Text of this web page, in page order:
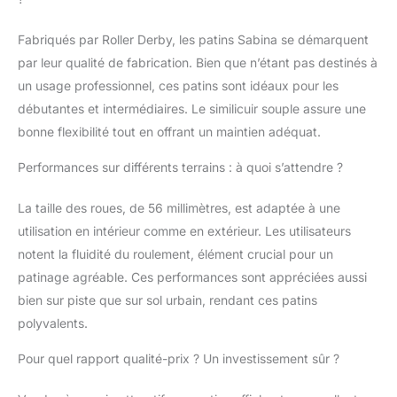
Fabriqués par Roller Derby, les patins Sabina se démarquent
par leur qualité de fabrication. Bien que n’étant pas destinés à
un usage professionnel, ces patins sont idéaux pour les
débutantes et intermédiaires. Le similicuir souple assure une
bonne flexibilité tout en offrant un maintien adéquat.
Performances sur différents terrains : à quoi s’attendre ?
La taille des roues, de 56 millimètres, est adaptée à une
utilisation en intérieur comme en extérieur. Les utilisateurs
notent la fluidité du roulement, élément crucial pour un
patinage agréable. Ces performances sont appréciées aussi
bien sur piste que sur sol urbain, rendant ces patins
polyvalents.
Pour quel rapport qualité-prix ? Un investissement sûr ?